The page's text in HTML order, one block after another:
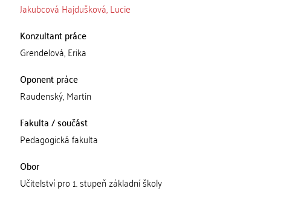
Jakubcová Hajdušková, Lucie
Konzultant práce
Grendelová, Erika
Oponent práce
Raudenský, Martin
Fakulta / součást
Pedagogická fakulta
Obor
Učitelství pro 1. stupeň základní školy